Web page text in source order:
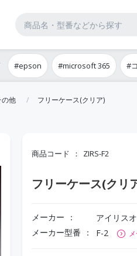
#epson #microsoft 365 #
の他 フリーケース(クリア)
商品コード ZIRS-F2
フリーケース(クリ
メーカー アイリス
メーカー型番 F-2